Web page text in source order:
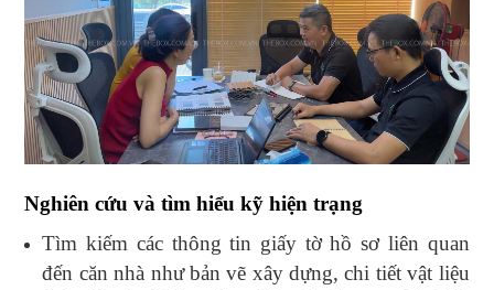
Nghiên cứu và tìm hiểu kỹ hiện trạng
Tìm kiếm các thông tin giấy tờ hồ sơ liên quan
đến căn nhà như bản vẽ xây dựng, chi tiết vật liệu